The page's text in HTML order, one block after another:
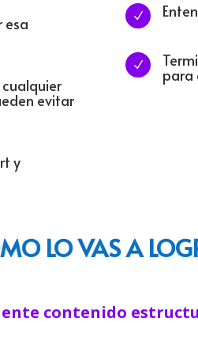
esa
cualquier
evitar
y
N
N para
LO VAS A
contenido